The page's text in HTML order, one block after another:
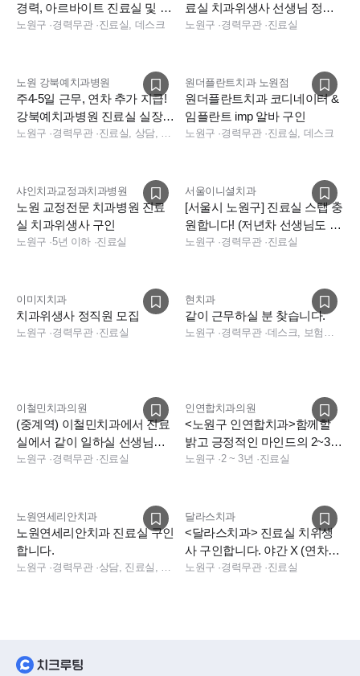
경력, 아르바이트 진료실 및 데
스크 인원 충원합니다
노원구 ·경력무관·진료실, 데스크
료실 치과위생사 선생님 정규
직 구인 합니다
노원구 ·경력무관·진료실
노원 강북예치과병원
주4-5일 근무, 연차 추가 지급!
강북예치과병원 진료실 실장,
스텝 채용
노원구 ·경력무관· 진료실, 상담, 보험청구, 진료실, 상담, 실장, 소독실
원더플란트치과 노원점
원더플란트치과 코디네이터 &
임플란트 imp 알바 구인
노원구 ·경력무관·진료실, 데스크
샤인치과교정과치과병원
노원 교정전문 치과병원 진료
실 치과위생사 구인
노원구 ·5년 이하 ·진료실
서울이니셜치과
[서울시 노원구] 진료실 스탭 충
원합니다! (저년차 선생님도 환
영합니다!)
노원구 ·경력무관·진료실
이미지치과
치과위생사 정직원 모집
노원구 ·경력무관·진료실
현치과
같이 근무하실 분 찾습니다.
노원구 ·경력무관· 데스크, 보험청구, 진료실, 진료실
이철민치과의원
(중계역) 이철민치과에서 진료
실에서 같이 일하실 선생님을
모십니다
노원구 ·경력무관·진료실
인연합치과의원
<노원구 인연합치과>함께할
밝고 긍정적인 마인드의 2~3년
차 선생님 모십니다~!
노원구 ·2 ~ 3년 ·진료실
노원연세리안치과
노원연세리안치과 진료실 구인
합니다.
노원구 ·경력무관· 상담, 진료실, 진료팀장, 보험청구
달라스치과
<달라스치과> 진료실 치위생
사 구인합니다. 야간 X (연차별
최고대우)
노원구 ·경력무관·진료실